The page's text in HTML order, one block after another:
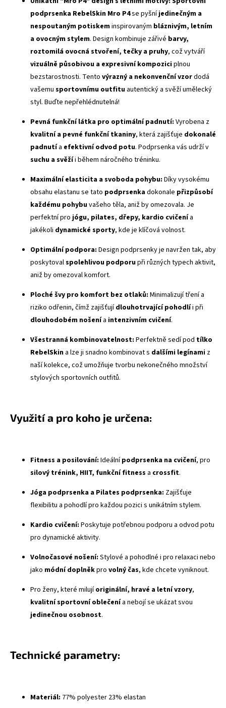
podprsenka RebelSkin Mro P4se pyšníjedinečným a
nespoutaným potiskeminspirovaným bláznivým, letním
a ovocným stylem. Design kombinuje zářivé barvy,
roztomilá ovocná stvoření, tečky a pruhy, což vytváří
vizuálně působivou a expresivní kompoziciplnou
bezstarostnosti. Tento výrazný a nekonvenční vzordodá
vašemu sportovnímu outfitu autentický a svěží umělecký
styl. Buďte nepřehlédnutelná!
Pevná funkční látka pro optimální padnutí: Vyrobena z
kvalitní a pevné funkční tkaniny, která zajišťuje dokonalé
padnutía efektivní odvod potu. Podprsenka vás udrží v
suchu a svěžíi během náročného tréninku.
Maximální elasticita a svoboda pohybu: Díky vysokému
obsahu elastanu se tato podprsenkadokonale přizpůsobí
každému pohybuvašeho těla, aniž by omezovala. Je
perfektní projógu, pilates, dřepy, kardio cvičenía
jakékoli dynamické sporty, kde je klíčová volnost.
Optimální podpora: Design podprsenky je navržen tak, aby
poskytovalspolehlivou podporupři různých typech aktivit,
aniž by omezoval komfort.
Ploché švy pro komfort bez otlaků: Minimalizují tření a
riziko odřenin, čímž zajišťujídlouhotrvající pohodlíi při
dlouhodobém nošenía intenzivním cvičení.
Všestranná kombinovatelnost: Perfektně sedí pod tílko
RebelSkin a lze ji snadno kombinovat s dalšími legínami z
naší kolekce, což umožňuje tvorbu nekonečného množství
stylových sportovních outfitů.
Využití a pro koho je určena:
Fitness a posilování: Ideálnípodprsenka na cvičení, pro
silový trénink, HIIT, funkční fitness a crossfit.
Jóga podprsenka a Pilates podprsenka: Zajišťuje
flexibilitu a pohodlí pro každou pozici s unikátním stylem.
Kardio cvičení: Poskytuje potřebnou podporu a odvod potu
pro dynamické aktivity.
Volnočasové nošení: Stylové a pohodlné i pro relaxaci nebo
jako módní doplněkpro volný čas, kde chcete vyniknout.
Pro ženy, které milujíoriginální, hravé a letní vzory,
kvalitní sportovní oblečenía nebojí se ukázat svou
jedinečnou osobnost.
Technické parametry:
Materiál: 77% polyester 23% elastan